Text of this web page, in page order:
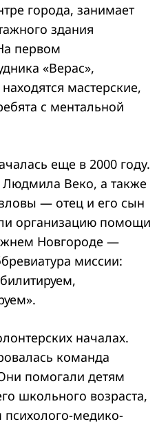
города, занимает
здания
первом
«Верас»,
мастерские,
с ментальной
еще в 2000 году.
Веко, а также
— отец и его сын
организацию помощи
Новгороде —
миссии:
началах.
команда
помогали детям
школьного возраста,
психолого-медико-